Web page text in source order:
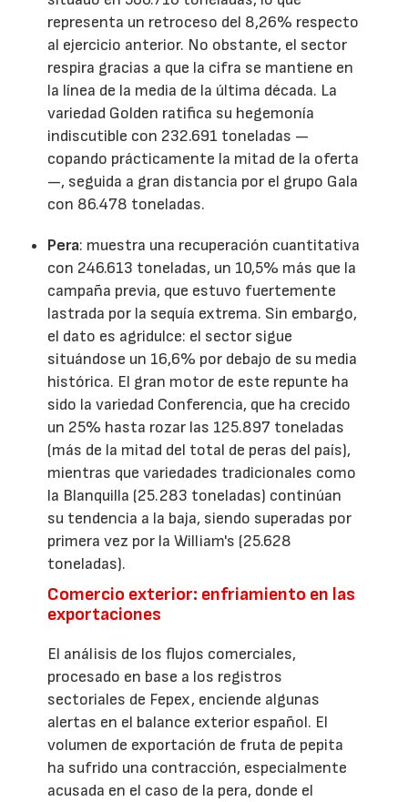
representa un retroceso del 8,26% respecto
al ejercicio anterior. No obstante, el sector
respira gracias a que la cifra se mantiene en
la línea de la media de la última década. La
variedad Golden ratifica su hegemonía
indiscutible con 232.691 toneladas —
copando prácticamente la mitad de la oferta
—, seguida a gran distancia por el grupo Gala
con 86.478 toneladas.
Pera: muestra una recuperación cuantitativa
con 246.613 toneladas, un 10,5% más que la
campaña previa, que estuvo fuertemente
lastrada por la sequía extrema. Sin embargo,
el dato es agridulce: el sector sigue
situándose un 16,6% por debajo de su media
histórica. El gran motor de este repunte ha
sido la variedad Conferencia, que ha crecido
un 25% hasta rozar las 125.897 toneladas
(más de la mitad del total de peras del país),
mientras que variedades tradicionales como
la Blanquilla (25.283 toneladas) continúan
su tendencia a la baja, siendo superadas por
primera vez por la William's (25.628
toneladas).
Comercio exterior: enfriamiento en las
exportaciones
El análisis de los flujos comerciales,
procesado en base a los registros
sectoriales de Fepex, enciende algunas
alertas en el balance exterior español. El
volumen de exportación de fruta de pepita
ha sufrido una contracción, especialmente
acusada en el caso de la pera, donde el